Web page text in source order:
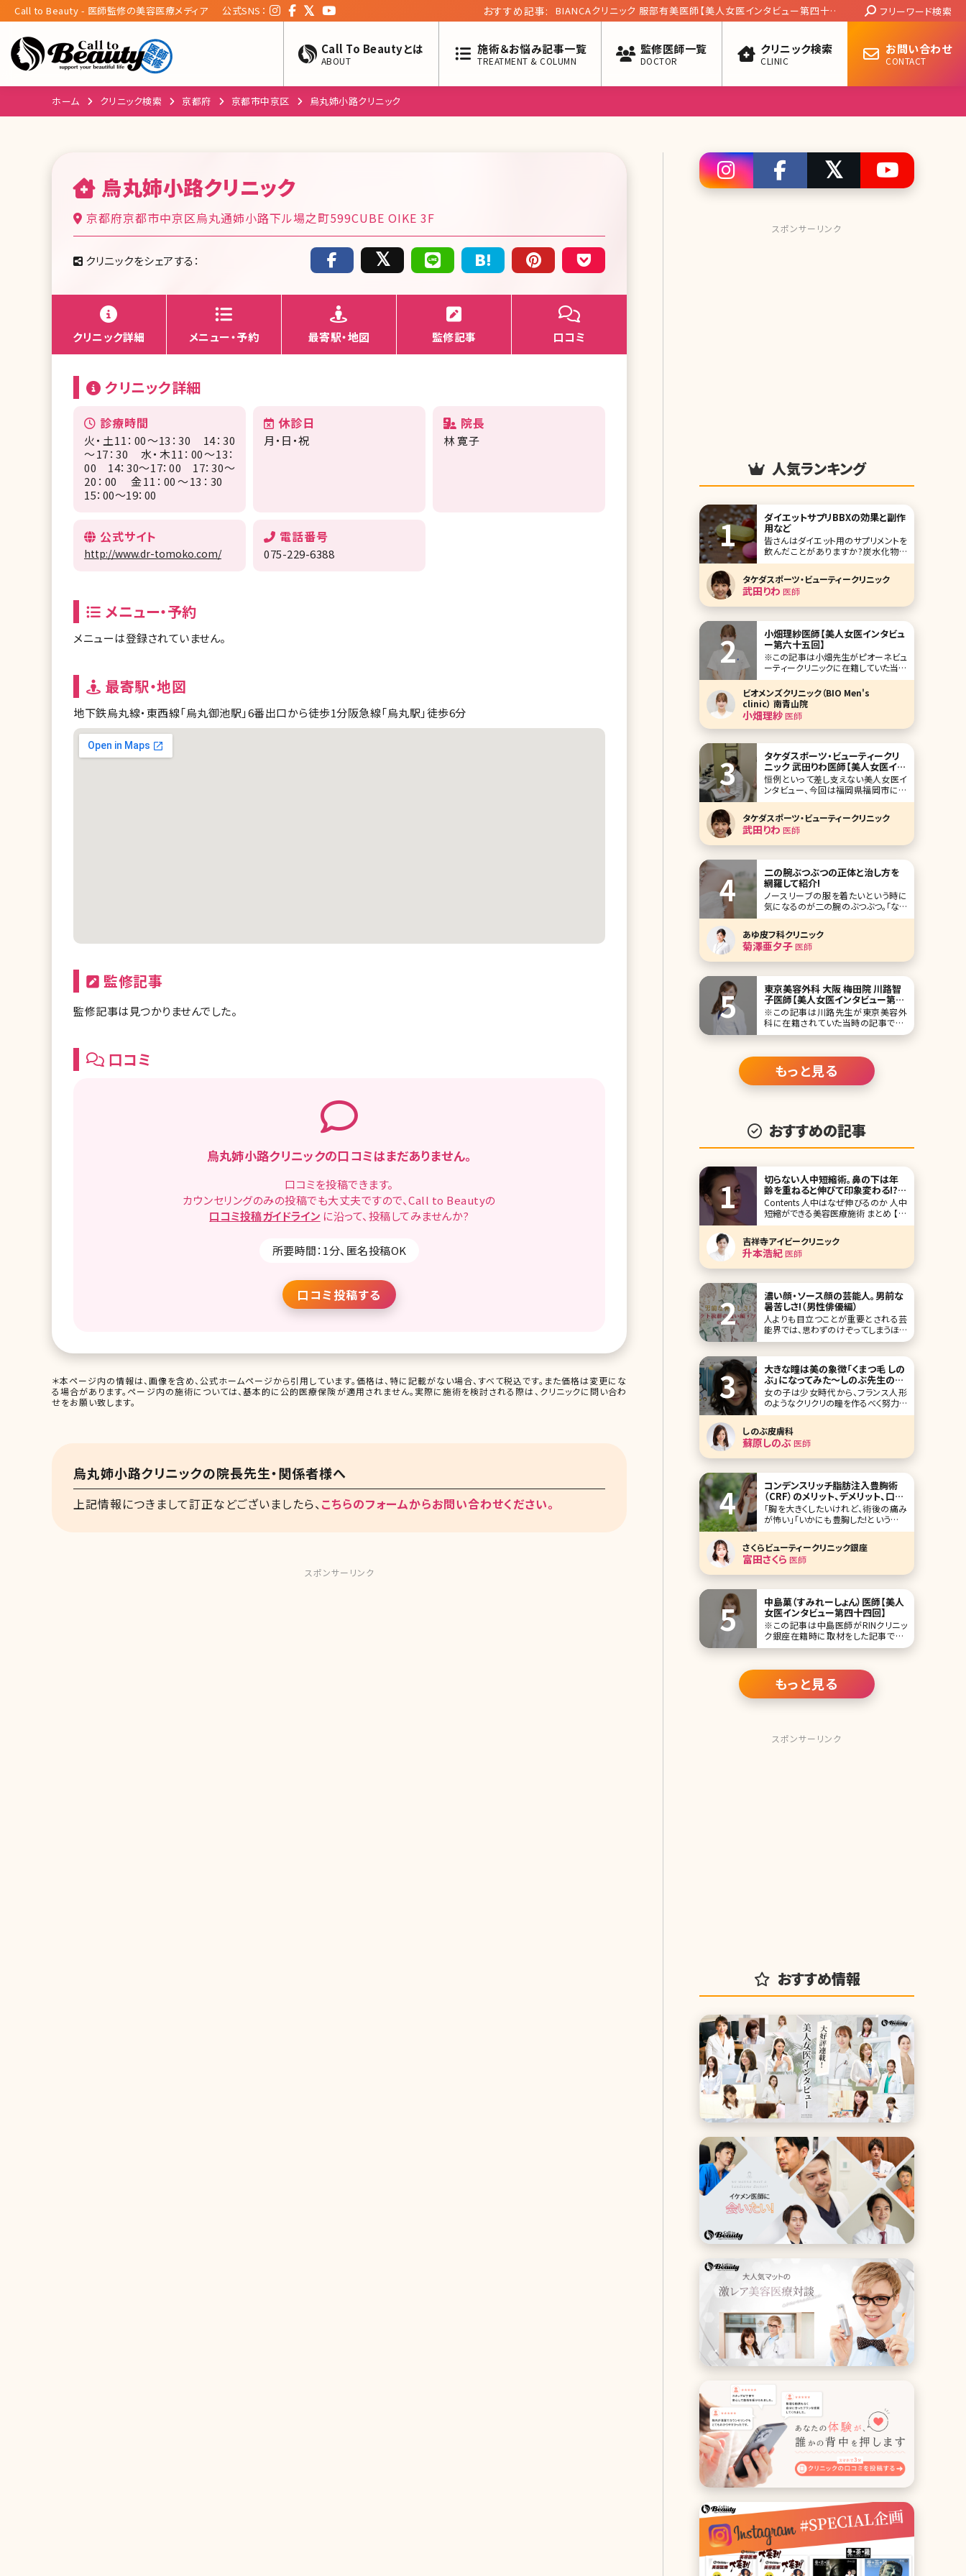
Call to Beauty - 医師監修の美容医療メディア 公式SNS： おすすめ記事:
BIANCAクリニック 服部有美医師【美人女医インタビュー第四十三
Search:
フリーワード検索
Call To Beautyとは
ABOUT
施術＆お悩み記事一覧
TREATMENT & COLUMN
監修医師一覧
DOCTOR
クリニック検索
CLINIC
お問い合わせ
CONTACT
ホーム クリニック検索 京都府 京都市中京区 烏丸姉小路クリニック
烏丸姉小路クリニック
京都府京都市中京区烏丸通姉小路下ル場之町599CUBE OIKE 3F
クリニックをシェアする：
クリニック詳細 メニュー・予約 最寄駅・地図 監修記事 口コミ
クリニック詳細
診療時間
火・土11：00～13：30 14：30
～17：30 水・木11：00～13：
00 14：30～17：00 17：30～
20：00 金11：00～13：30
15：00～19：00
休診日
月・日・祝
院長
林 寛子
公式サイト
http://www.dr-tomoko.com/
電話番号
075-229-6388
メニュー・予約
メニューは登録されていません。
最寄駅・地図
地下鉄烏丸線・東西線「烏丸御池駅」6番出口から徒歩1分阪急線「烏丸駅」徒歩6分
監修記事
監修記事は見つかりませんでした。
口コミ
烏丸姉小路クリニックの口コミはまだありません。
口コミを投稿できます。
カウンセリングのみの投稿でも大丈夫ですので、Call to Beautyの
口コミ投稿ガイドライン に沿って、 投稿してみませんか?
所要時間：1分、匿名投稿OK
口コミ投稿する
＊本ページ内の情報は、画像を含め、公式ホームページから引用しています。価格は、特に記載がない場合、すべて税込です。また価格は変更にな
る場合があります。ページ内の施術については、基本的に公的医療保険が適用されません。実際に施術を検討される際は、クリニックに問い合わ
せをお願い致します。
烏丸姉小路クリニックの院長先生・関係者様へ
上記情報につきまして訂正などございましたら、こちらのフォームからお問い合わせください。
スポンサーリンク
スポンサーリンク
人気ランキング
ダイエットサプリBBXの効果と副作
用など
皆さんはダイエット用のサプリメントを
飲んだことがありますか?炭水化物や
脂質の吸収を抑える成分を配合したダ
イエットサポートサプリメントはいくつ
もありますが、体重を維持する程度の
効果しかないと感じている方が多いの
ではないでしょうか。そこで、是非チェッ
方されるダイエット
タケダスポーツ・ビューティークリニック
武田りわ 医師
小畑理紗医師【美人女医インタビュ
ー第六十五回】
※この記事は小畑先生がピオーネビュ
ーティークリニックに在籍していた当時
の記事です。 人気企画「美人女医イン
タビュー」第六十五回は、東京・西新宿
のピオーネビューティークリニック
（Pione Beauty Clinic）の小畑理紗（お
ばた りさ）先生です。 ピオーネビューテ
ィークリニックは、お顔のた
ビオメンズクリニック（BIO Men's
clinic） 南青山院
小畑理紗医師
タケダスポーツ・ビューティークリ
ニック 武田りわ医師【美人女医イン
タビュー第十一回】
恒例といって差し支えない美人女医イ
ンタビュー、今回は福岡県福岡市にあ
るタケダスポーツ・ビューティークリニ
ック の皮膚科・美容皮膚科部門の院長
である武田りわ先生です。 美容皮膚科
を通して、肌のことだけでなく、女性の
生き方自体をサポートしようとする姿
タケダスポーツ・ビューティークリニック
武田りわ 医師
二の腕ぶつぶつの正体と治し方を
網羅して紹介!
ノースリーブの服を着たいという時に
気になるのが二の腕のぶつぶつ。「なん
だか鳥肌みたいでイヤだな」と悩んで
いる人も少なくないのではないでしょう
か。ここの部分にぶつぶつがあると、な
かなか思うようにファッションも楽しめ
ませんよね。 ここでは、二の腕のぶつぶ
あゆ皮フ科クリニック
菊澤亜夕子医師
東京美容外科 大阪 梅田院 川路智
子医師【美人女医インタビュー第十
八回】
※この記事は川路先生が東京美容外
科に在籍されていた当時の記事です。
反響があるとの嬉しいお声もいただく、
全国展開している東京美容外科の大阪
梅田院院長の川路智子先生です。 女性
ならではの視点、配慮を反映した診療
に対する思いを語ってもらいました。特
もっと見る
おすすめの記事
切らない人中短縮術。鼻の下は年
齢を重ねると伸びて印象変わる!?
顔の中心にある人中を短くする方
法とは
Contents 人中はなぜ伸びるのか 人中
短縮ができる美容医療施術 まとめ 【監
修医師からのワンポイント】人中の長
さは顔全体の印象を大きく左右します。
まずは自分の顔バランスを知り、小さな
変化から理想の比率を目指すことが大
切です。 最近では、パーソナルカラー
吉祥寺アイビークリニック
升本浩紀医師
濃い顔・ソース顔の芸能人。男前な
暑苦しさ!（男性俳優編）
人よりも目立つことが重要とされる芸
能界では、思わずのけぞってしまうほど
の濃い顔の有名人が多いですよね。イ
人離れした彫りの深い顔立ち、ソース
顔と言われる、濃い顔の男性芸能人
を、ずらっとご紹介していきましょう。 第
1位北村一輝 この
大きな瞳は美の象徴「くまつ毛 しの
ぶ」になってみた〜しのぶ先生の部
屋vol.1〜
女の子は少女時代から、フランス人形
のようなクリクリの瞳を作るべく努力す
る。「ハイ、チーズ」の合図がきてから「パ
チリ」とシャッターの音が切れるまで、
眉毛を釣り上げ、目を見開く。 これが老
化のはじまりなのだ。 ひたいにシワを
作り続けている。オリ刻ませたシワは目
しのぶ皮膚科
蘇原しのぶ医師
コンデンスリッチ脂肪注入豊胸術
（CRF）のメリット、デメリット、口コ
ミなど
「胸を大きくしたいけれど、術後の痛み
が怖い」「いかにも豊胸した!というので
はなく、ほどよくバストアップしたい」と
いう人から注目を集めているのが、コン
デンスリッチ豊胸術です。見た目や手触
りが自然、ダウンタイムが短いなど、さ
まざまなメリットがあると言われている
のか、デメ
さくらビューティークリニック銀座
富田さくら 医師
中島菓（すみれーしょん）医師【美人
女医インタビュー第四十四回】
※この記事は中島医師がRINクリニッ
ク銀座在籍時に取材をした記事です。
人気企画「美人女医インタビュー」第四
生です。 美容皮膚科専門でフリーラン
ス医師としRINクリニック銀座など複数
クリニックに勤務しながら、YouTubeで
は唯一無二のキャラクターを生かし美
もっと見る
スポンサーリンク
おすすめ情報